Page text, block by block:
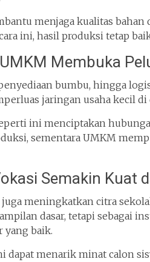
menjaga kualitas
ini, hasil produksi tetap
Membuka
bumbu, hingga
jaringan usaha kecil di
ini menciptakan
sementara UMKM
Semakin Kuat
meningkatkan citra
dasar, tetapi sebagai
yang baik.
menarik minat calon